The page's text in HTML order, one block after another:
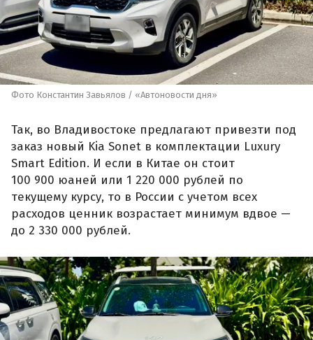
Фото Константин Завьялов / «Автоновости дня»
Так, во Владивостоке предлагают привезти под
заказ новый Kia Sonet в комплектации Luxury
Smart Edition. И если в Китае он стоит
100 900 юаней или 1 220 000 рублей по
текущему курсу, то в России с учетом всех
расходов ценник возрастает минимум вдвое —
до 2 330 000 рублей.